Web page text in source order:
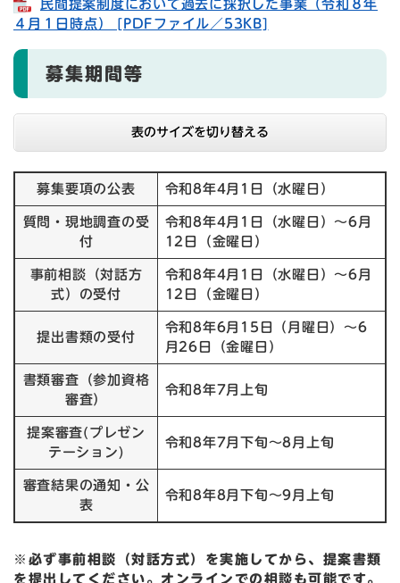
民間提案制度において過去に採択した事業（令和８年
４月１日時点） [PDFファイル／53KB]
募集期間等
表のサイズを切り替える
募集要項の公表 令和8年4月1日（水曜日）
質問・現地調査の受
付
令和8年4月1日（水曜日）～6月
12日（金曜日）
事前相談（対話方
式）の受付
令和8年4月1日（水曜日）～6月
12日（金曜日）
提出書類の受付
令和8年6月15日（月曜日）～6
月26日（金曜日）
書類審査（参加資格
審査）
令和8年7月上旬
提案審査(プレゼン
テーション)
令和8年7月下旬～8月上旬
審査結果の通知・公
表
令和8年8月下旬～9月上旬
※必ず事前相談（対話方式）を実施してから、提案書類
を提出してください。オンラインでの相談も可能です。